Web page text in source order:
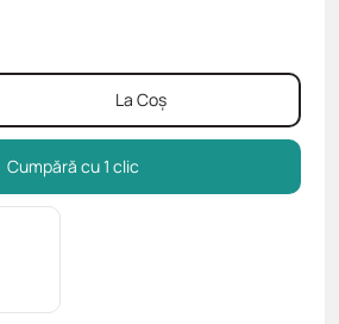
La Coș
Cumpără cu 1 clic